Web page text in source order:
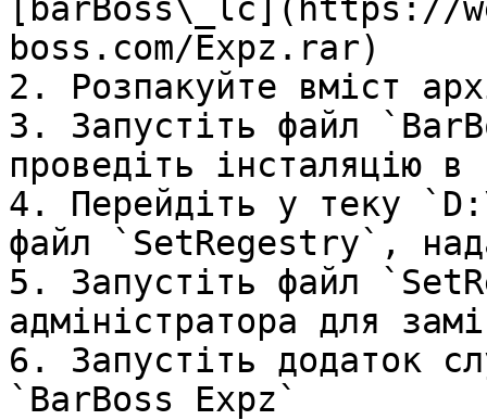
[barBoss\_lc](https://
boss.com/Expz.rar)
2. Розпакуйте вміст
3. Запустіть файл
проведіть інсталяцію
4. Перейдіть у теку
файл `SetRegestry`,
5. Запустіть файл
адміністратора для
6. Запустіть додаток
`BarBoss Expz`